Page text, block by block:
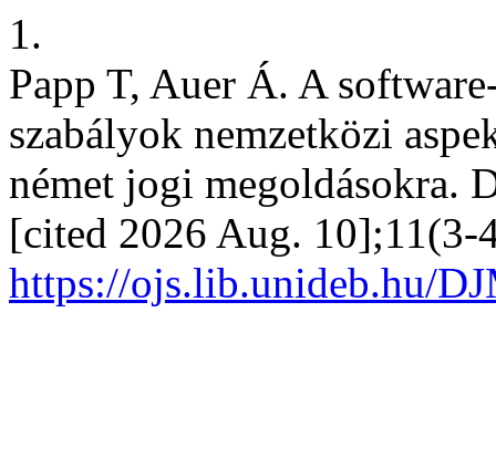
1.
Papp T, Auer Á. A
szabályok nemzetközi
német jogi megoldásokra.
[cited 2026 Aug. 10];11(3-
https://ojs.lib.unideb.hu/